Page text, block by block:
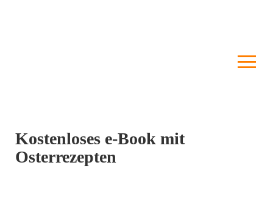
Kostenloses e-Book mit
Osterrezepten